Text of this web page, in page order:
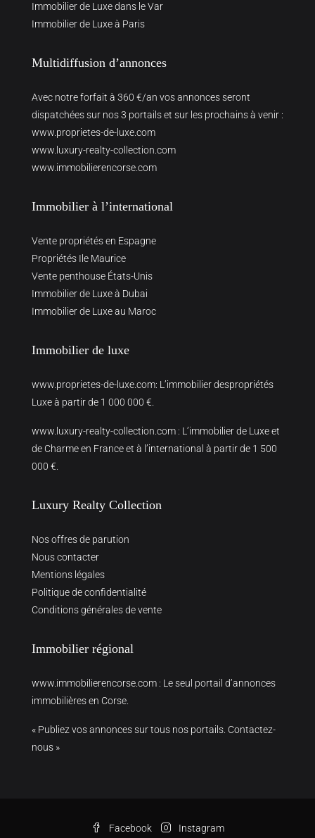
Immobilier de Luxe dans le Var
Immobilier de Luxe à Paris
Multidiffusion d’annonces
Avec notre forfait à 360 €/an vos annonces seront
dispatchées sur nos 3 portails et sur les prochains à venir :
www.proprietes-de-luxe.com
www.luxury-realty-collection.com
www.immobilierencorse.com
Immobilier à l’international
Vente propriétés en Espagne
Propriétés Ile Maurice
Vente penthouse États-Unis
Immobilier de Luxe à Dubai
Immobilier de Luxe au Maroc
Immobilier de luxe
www.proprietes-de-luxe.com: L’immobilier despropriétés
Luxe à partir de 1 000 000 €.
www.luxury-realty-collection.com : L’immobilier de Luxe et
de Charme en France et à l’international à partir de 1 500
000 €.
Luxury Realty Collection
Nos offres de parution
Nous contacter
Mentions légales
Politique de confidentialité
Conditions générales de vente
Immobilier régional
www.immobilierencorse.com : Le seul portail d’annonces
immobilières en Corse.
« Publiez vos annonces sur tous nos portails. Contactez-
nous »
Facebook Instagram